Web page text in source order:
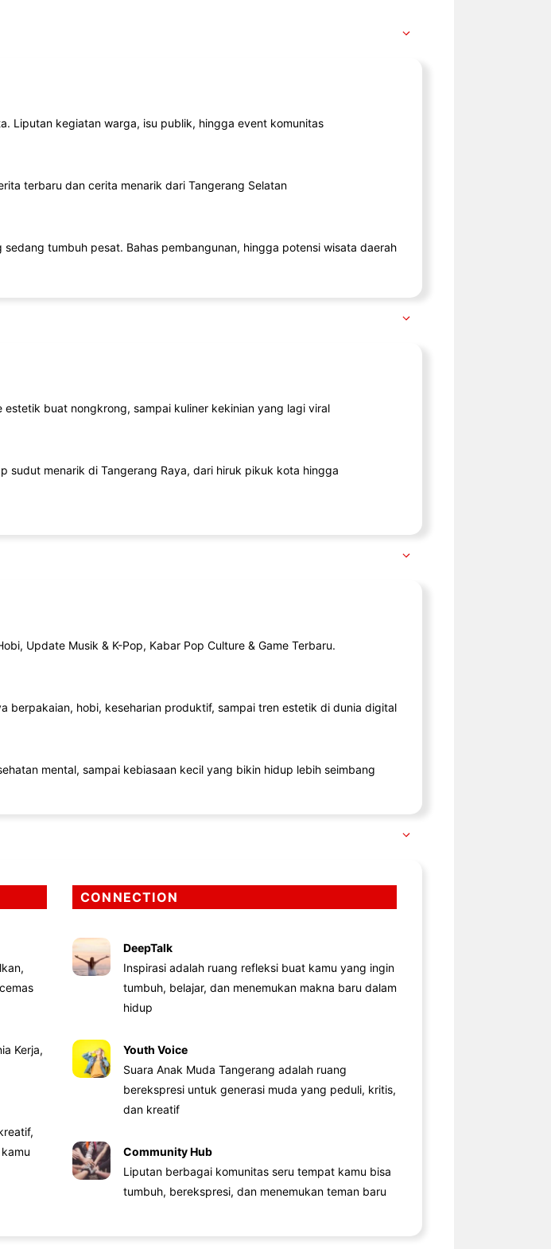
Liputan kegiatan warga, isu publik, hingga event komunitas
terbaru dan cerita menarik dari Tangerang Selatan
sedang tumbuh pesat. Bahas pembangunan, hingga potensi wisata daerah
buat nongkrong, sampai kuliner kekinian yang lagi viral
sudut menarik di Tangerang Raya, dari hiruk pikuk kota hingga
Update Musik & K-Pop, Kabar Pop Culture & Game Terbaru.
berpakaian, hobi, keseharian produktif, sampai tren estetik di dunia digital
mental, sampai kebiasaan kecil yang bikin hidup lebih seimbang
Kerja,
CONNECTION
DeepTalk
Inspirasi adalah ruang refleksi buat kamu yang ingin
tumbuh, belajar, dan menemukan makna baru dalam
hidup
Youth Voice
Suara Anak Muda Tangerang adalah ruang
berekspresi untuk generasi muda yang peduli, kritis,
dan kreatif
Community Hub
Liputan berbagai komunitas seru tempat kamu bisa
tumbuh, berekspresi, dan menemukan teman baru